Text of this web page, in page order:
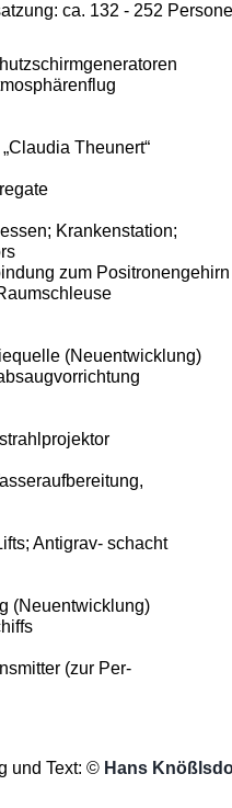
ca. 132 - 252
Theunert“
Krankensta­tion;
zum Positronengehirn
(Neuent­wicklung)
Antigrav- schacht
(Neuentwicklung)
(zur Per­
und Text: © Hans